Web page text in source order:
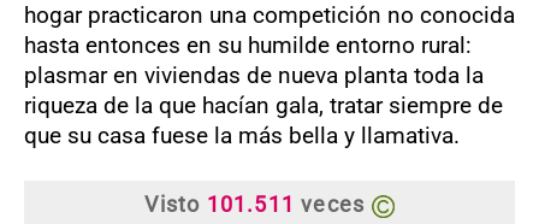
hogar practicaron una competición no conocida
hasta entonces en su humilde entorno rural:
plasmar en viviendas de nueva planta toda la
riqueza de la que hacían gala, tratar siempre de
que su casa fuese la más bella y llamativa.
Visto 101.511 veces